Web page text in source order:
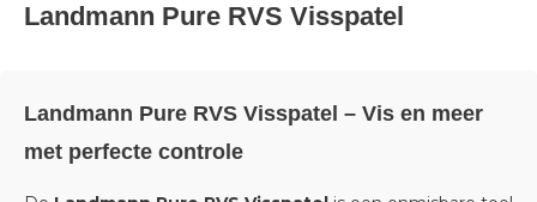
Landmann Pure RVS Visspatel
Landmann Pure RVS Visspatel – Vis en meer
met perfecte controle